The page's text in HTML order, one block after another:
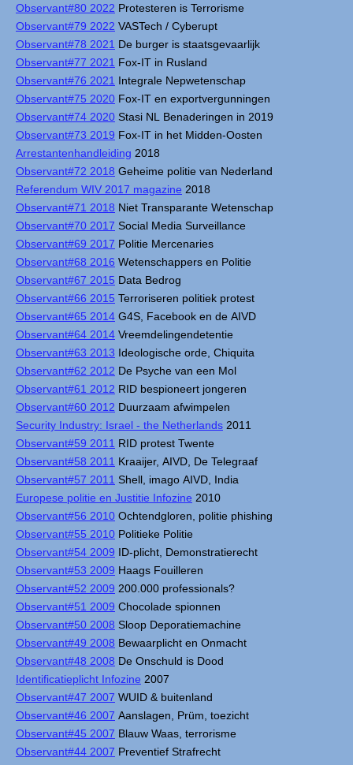
Observant#80 2022 Protesteren is Terrorisme
Observant#79 2022 VASTech / Cyberupt
Observant#78 2021 De burger is staatsgevaarlijk
Observant#77 2021 Fox-IT in Rusland
Observant#76 2021 Integrale Nepwetenschap
Observant#75 2020 Fox-IT en exportvergunningen
Observant#74 2020 Stasi NL Benaderingen in 2019
Observant#73 2019 Fox-IT in het Midden-Oosten
Arrestantenhandleiding 2018
Observant#72 2018 Geheime politie van Nederland
Referendum WIV 2017 magazine 2018
Observant#71 2018 Niet Transparante Wetenschap
Observant#70 2017 Social Media Surveillance
Observant#69 2017 Politie Mercenaries
Observant#68 2016 Wetenschappers en Politie
Observant#67 2015 Data Bedrog
Observant#66 2015 Terroriseren politiek protest
Observant#65 2014 G4S, Facebook en de AIVD
Observant#64 2014 Vreemdelingendetentie
Observant#63 2013 Ideologische orde, Chiquita
Observant#62 2012 De Psyche van een Mol
Observant#61 2012 RID bespioneert jongeren
Observant#60 2012 Duurzaam afwimpelen
Security Industry: Israel - the Netherlands 2011
Observant#59 2011 RID protest Twente
Observant#58 2011 Kraaijer, AIVD, De Telegraaf
Observant#57 2011 Shell, imago AIVD, India
Europese politie en Justitie Infozine 2010
Observant#56 2010 Ochtendgloren, politie phishing
Observant#55 2010 Politieke Politie
Observant#54 2009 ID-plicht, Demonstratierecht
Observant#53 2009 Haags Fouilleren
Observant#52 2009 200.000 professionals?
Observant#51 2009 Chocolade spionnen
Observant#50 2008 Sloop Deporatiemachine
Observant#49 2008 Bewaarplicht en Onmacht
Observant#48 2008 De Onschuld is Dood
Identificatieplicht Infozine 2007
Observant#47 2007 WUID & buitenland
Observant#46 2007 Aanslagen, Prüm, toezicht
Observant#45 2007 Blauw Waas, terrorisme
Observant#44 2007 Preventief Strafrecht